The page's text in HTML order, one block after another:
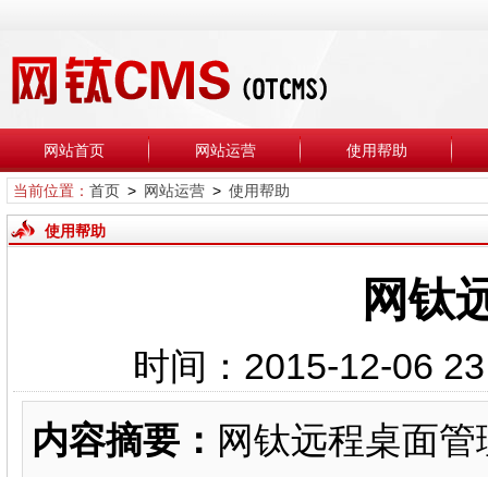
网站首页 网站运营 使用帮助
当前位置： 首页> 网站运营> 使用帮助
使用帮助
网钛
时间：2015-12-06
内容摘要： 网钛远程桌面